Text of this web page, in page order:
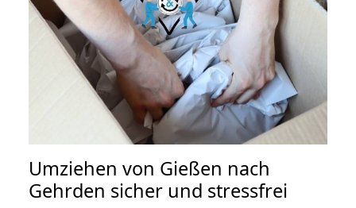
Umziehen von Gießen nach
Gehrden sicher und stressfrei